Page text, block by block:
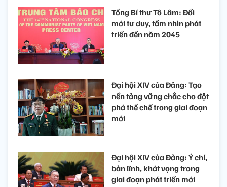
Tổng Bí thư Tô Lâm: Đổi
mới tư duy, tầm nhìn phát
triển đến năm 2045
Đại hội XIV của Đảng: Tạo
nền tảng vững chắc cho đột
phá thể chế trong giai đoạn
mới
Đại hội XIV của Đảng: Ý chí,
bản lĩnh, khát vọng trong
giai đoạn phát triển mới